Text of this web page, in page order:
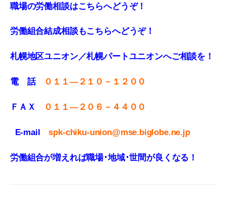
職場の労働相談はこちらへどうぞ！
労働組合結成相談もこちらへどうぞ！
札幌地区ユニオン／札幌パートユニオンへご相談を！
電 話 ０１１—２１０－１２００
ＦＡＸ ０１１—２０６－４４００
E-mailspk-chiku-union@mse.biglobe.ne.jp
労働組合が増えれば職場･地域･世間が良くなる！